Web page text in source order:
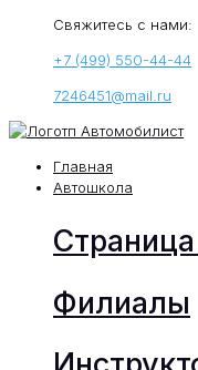
Свяжитесь с нами:
+7 (499) 550-44-44
7246451@mail.ru
Главная
Автошкола
Филиалы